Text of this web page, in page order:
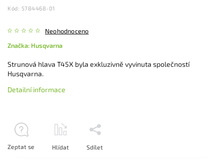
Kód: 5784468-01
Neohodnoceno
Značka: Husqvarna
Strunová hlava T45X byla exkluzivně vyvinuta společností
Husqvarna.
Detailní informace
Zeptat se Hlídat Sdílet